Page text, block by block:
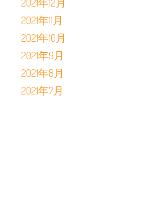
2021年11月
2021年10月
2021年9月
2021年8月
2021年7月